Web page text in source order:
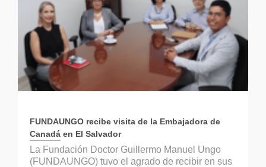
FUNDAUNGO recibe visita de la Embajadora de
Canadá en El Salvador
La Fundación Doctor Guillermo Manuel Ungo
(FUNDAUNGO) tuvo el agrado de recibir en sus